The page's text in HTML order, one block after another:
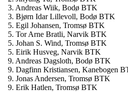
3. Andreas Wiik, Bodø BTK
3. Bjørn Idar Lillevoll, Bodø BTK
5. Egil Johansen, Tromsø BTK
5. Tor Arne Bratli, Narvik BTK
5. Johan S. Wind, Tromsø BTK
5. Eirik Husveg, Narvik BTK
9. Andreas Dagsloth, Bodø BTK
9. Dagfinn Kristiansen, Kanebogen
9. Jonas Andersen, Tromsø BTK
9. Erik Hatlen, Tromsø BTK